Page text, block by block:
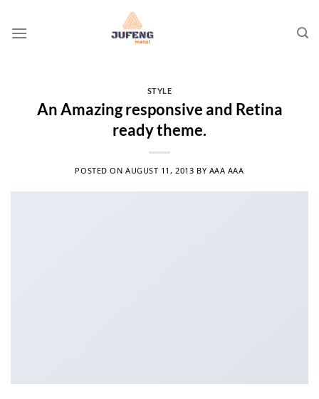
content
STYLE
An Amazing responsive and Retina
ready theme.
POSTED ONAUGUST 11, 2013 BY AAA AAA